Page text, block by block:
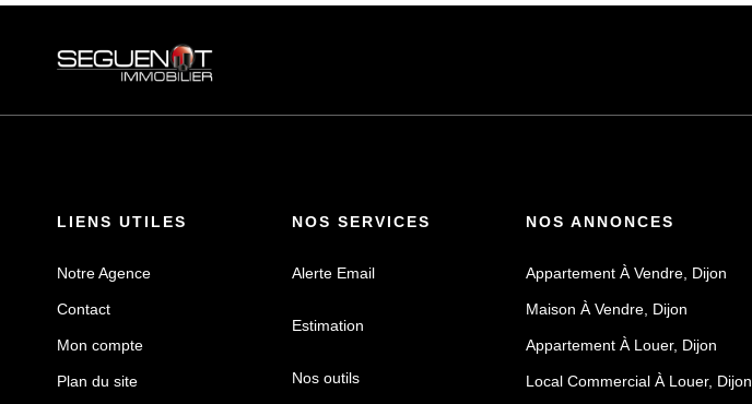
LIENS UTILES
Notre Agence
Contact
Mon compte
Plan du site
NOS SERVICES
Alerte Email
Estimation
Nos outils
NOS ANNONCES
Appartement À Vendre, Dijon
Maison À Vendre, Dijon
Appartement À Louer, Dijon
Local Commercial À Louer, Dijon